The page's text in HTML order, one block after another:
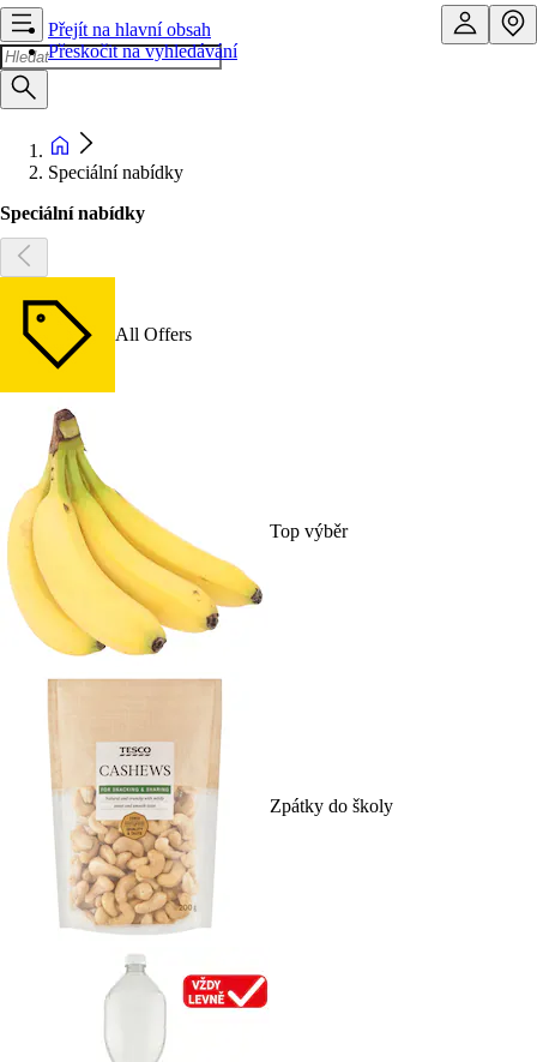
Přejít na hlavní obsah
Přeskočit na vyhledávání
Speciální nabídky
Speciální nabídky
All Offers
Top výběr
Zpátky do školy